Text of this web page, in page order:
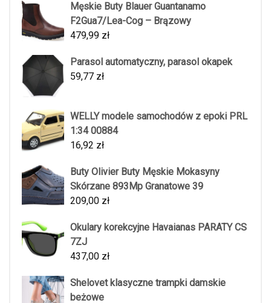
Męskie Buty Blauer Guantanamo
F2Gua7/Lea-Cog – Brązowy
479,99 zł
Parasol automatyczny, parasol okapek
59,77 zł
WELLY modele samochodów z epoki PRL
1:34 00884
16,92 zł
Buty Olivier Buty Męskie Mokasyny
Skórzane 893Mp Granatowe 39
209,00 zł
Okulary korekcyjne Havaianas PARATY CS
7ZJ
437,00 zł
Shelovet klasyczne trampki damskie
beżowe